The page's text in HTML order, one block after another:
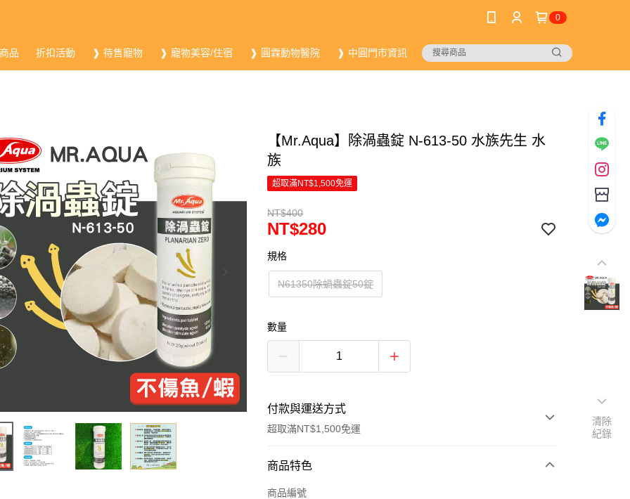
0
品 折扣活動 ❱ 待售寵物 ❱ 寵物美容/住宿 ❱ 圓霖動物醫院 ❱ 中圓門市資訊
【Mr.Aqua】除渦蟲錠 N-613-50 水族先生 水
族
超取滿NT$1,500免運
NT$400
NT$280
規格
N61350除蝸蟲錠50錠
數量
付款與運送方式
超取滿NT$1,500免運
付款方式
信用卡一次付款
商品特色
商品編號
清除
紀錄